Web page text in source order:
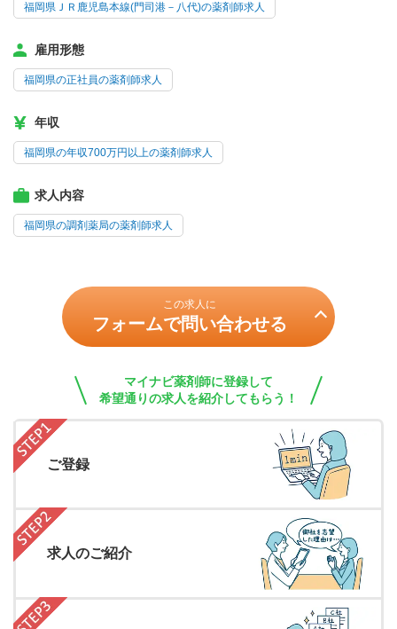
福岡県ＪＲ鹿児島本線(門司港－八代)の薬剤師求人
雇用形態
福岡県の正社員の薬剤師求人
年収
福岡県の年収700万円以上の薬剤師求人
求人内容
福岡県の調剤薬局の薬剤師求人
この求人に
フォームで問い合わせる
マイナビ薬剤師に登録して
希望通りの求人を紹介してもらう！
ご登録
求人のご紹介